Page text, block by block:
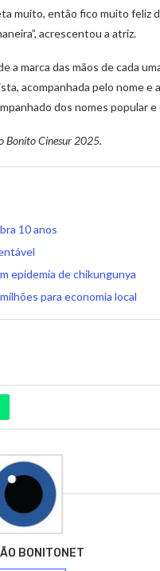
muito, então fico muito feliz
acrescentou a atriz.
marca das mãos de cada
acompanhada pelo nome e
dos nomes popular
Bonito Cinesur 2025.
10 anos
epidemia de chikungunya
para economia local
BONITONET